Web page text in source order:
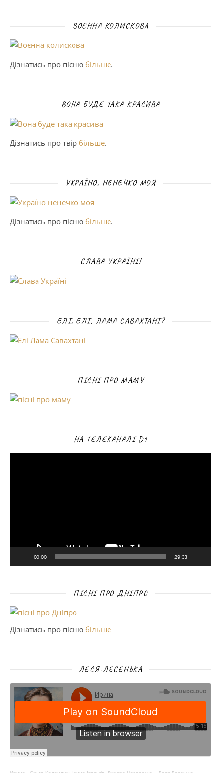
ВОЄННА КОЛИСКОВА
Дізнатись про пісню більше.
ВОНА БУДЕ ТАКА КРАСИВА
Дізнатись про твір більше.
УКРАЇНО, НЕНЕЧКО МОЯ
Дізнатись про пісню більше.
СЛАВА УКРАЇНІ!
ЕЛІ, ЕЛІ, ЛАМА САВАХТАНІ?
ПІСНІ ПРО МАМУ
НА ТЕЛЕКАНАЛІ D1
00:00 29:33
ПІСНІ ПРО ДНІПРО
Дізнатись про пісню більше
ЛЕСЯ-ЛЕСЕНЬКА